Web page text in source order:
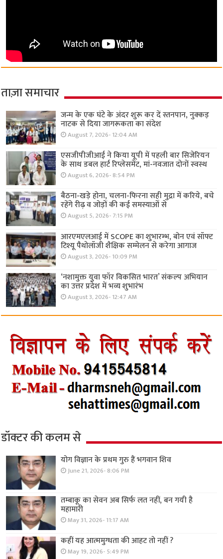
ताज़ा समाचार
जन्म के एक घंटे के अंदर शुरू कर दें स्तनपान, नुक्कड़
नाटक से दिया जागरूकता का संदेश
August 7, 2026- 12:04 AM
एसजीपीजीआई ने किया यूपी में पहली बार सिजेरियन
के साथ डबल हार्ट रिप्लेसमेंट, मां-नवजात दोनों स्वस्थ
August 6, 2026- 8:54 PM
बैठना-खड़े होना, चलना-फिरना सही मुद्रा में करिये, बचे
रहेंगे रीढ़ व जोड़ों की कई समस्याओं से
August 5, 2026- 7:15 PM
आरएमएलआई में SCOPE का शुभारम्भ, बोन एवं सॉफ्ट
टिश्यू पैथोलॉजी शैक्षिक सम्मेलन से करेगा आगाज
August 3, 2026- 10:09 PM
‘नशामुक्त युवा फॉर विकसित भारत’ संकल्प अभियान
का उत्तर प्रदेश में भव्य शुभारंभ
August 3, 2026- 12:47 AM
डॉक्टर की कलम से
योग विज्ञान के प्रथम गुरु हैं भगवान शिव
June 21, 2026- 8:06 PM
तम्बाकू का सेवन अब सिर्फ लत नहीं, बन गयी है
महामारी
May 31, 2026- 11:17 AM
कहीं यह आत्ममुग्धता की आहट तो नहीं ?
May 19, 2026- 5:49 PM